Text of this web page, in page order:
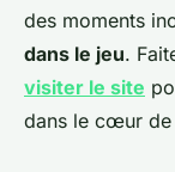
des moments
dans le jeu.
visiter le site
dans le cœur de